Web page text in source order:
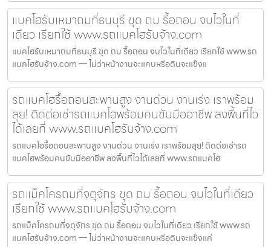
แบคโฮรับเหมาถมที่ธนบุรี ขุด ถม รื้อถอน จบไวในที่
เดียว เรียกใช้ www.รถแบคโฮรับจ้าง.com
แบคโฮรับเหมาถมที่ธนบุรี ขุด ถม รื้อถอน จบไวในที่เดียว เรียกใช้ www.รถ
แบคโฮรับจ้าง.com — ไม่ว่าหน้างานจะแคบหรือดินจะแข็งแ
รถแบคโฮรื้อถอนสะพานสูง งานด่วน งานเร่ง เราพร้อม
ลุย! ติดต่อเช่ารถแบคโฮพร้อมคนขับมืออาชีพ ลงพื้นที่ไว
ได้เลยที่ www.รถแบคโฮรับจ้าง.com
รถแบคโฮรื้อถอนสะพานสูง งานด่วน งานเร่ง เราพร้อมลุย! ติดต่อเช่ารถ
แบคโฮพร้อมคนขับมืออาชีพ ลงพื้นที่ไวได้เลยที่ www.รถแบคโฮ
รถแม็คโครถมที่จตุจักร ขุด ถม รื้อถอน จบไวในที่เดียว
เรียกใช้ www.รถแบคโฮรับจ้าง.com
รถแม็คโครถมที่จตุจักร ขุด ถม รื้อถอน จบไวในที่เดียว เรียกใช้ www.รถ
แบคโฮรับจ้าง.com — ไม่ว่าหน้างานจะแคบหรือดินจะแข็งแค่